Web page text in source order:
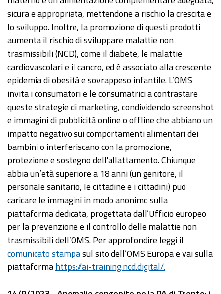
sicura e appropriata, mettendone a rischio la crescita e
lo sviluppo. Inoltre, la promozione di questi prodotti
aumenta il rischio di sviluppare malattie non
trasmissibili (NCD), come il diabete, le malattie
cardiovascolari e il cancro, ed è associato alla crescente
epidemia di obesità e sovrappeso infantile. L’OMS
invita i consumatori e le consumatrici a contrastare
queste strategie di marketing, condividendo screenshot
e immagini di pubblicità online o offline che abbiano un
impatto negativo sui comportamenti alimentari dei
bambini o interferiscano con la promozione,
protezione e sostegno dell'allattamento. Chiunque
abbia un’età superiore a 18 anni (un genitore, il
personale sanitario, le cittadine e i cittadini) può
caricare le immagini in modo anonimo sulla
piattaforma dedicata, progettata dall’Ufficio europeo
per la prevenzione e il controllo delle malattie non
trasmissibili dell’OMS. Per approfondire leggi il
comunicato stampasul sito dell’OMS Europa e vai sulla
piattaformahttps://ai-training.ncd.digital/.